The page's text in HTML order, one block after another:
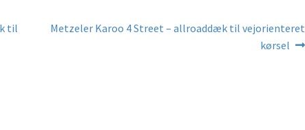
til
Næste
Metzeler Karoo 4 Street – allroaddæk til vejorienteret
kørsel